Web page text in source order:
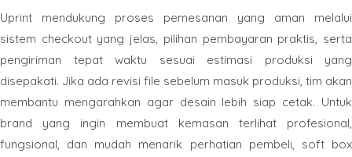
Uprint mendukung proses pemesanan yang aman melalui
sistem checkout yang jelas, pilihan pembayaran praktis, serta
pengiriman tepat waktu sesuai estimasi produksi yang
disepakati. Jika ada revisi file sebelum masuk produksi, tim akan
membantu mengarahkan agar desain lebih siap cetak. Untuk
brand yang ingin membuat kemasan terlihat profesional,
fungsional, dan mudah menarik perhatian pembeli, soft box